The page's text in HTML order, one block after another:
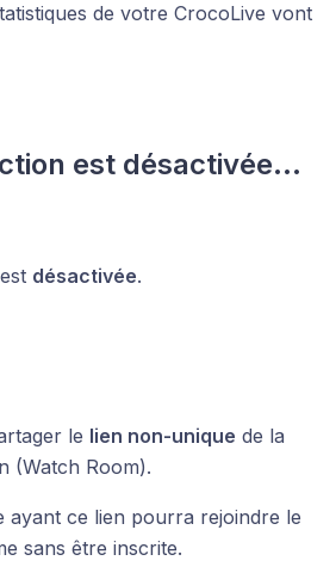
de votre CrocoLive vont
est désactivée...
désactivée.
le lien non-unique de la
(Watch Room).
ayant ce lien pourra rejoindre le
sans être inscrite.